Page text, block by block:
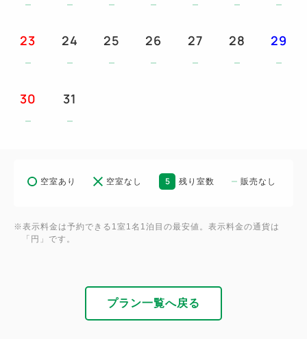
ーフサンドをはじめ、窯で仕上げる新名物アップルパ
◇ご案内◇
※0～2歳のお客様は施設利用料2,000円がかかりま
なります（現金不可）。
受け付けておりません。
※変更・キャンセルの場合はご予約確認からWeb上
ル小涌園専用駐車場をご利用ください。チェックアウ
ト後は、ユネッサン駐車場（2時間まで無料1日
23 24 25 26 27 28 29
30 31
空室あり 空室なし 5 残り室数 販売なし
※表示料金は予約できる1室1名1泊目の最安値。表示料金の通貨は
「円」です。
プラン一覧へ戻る